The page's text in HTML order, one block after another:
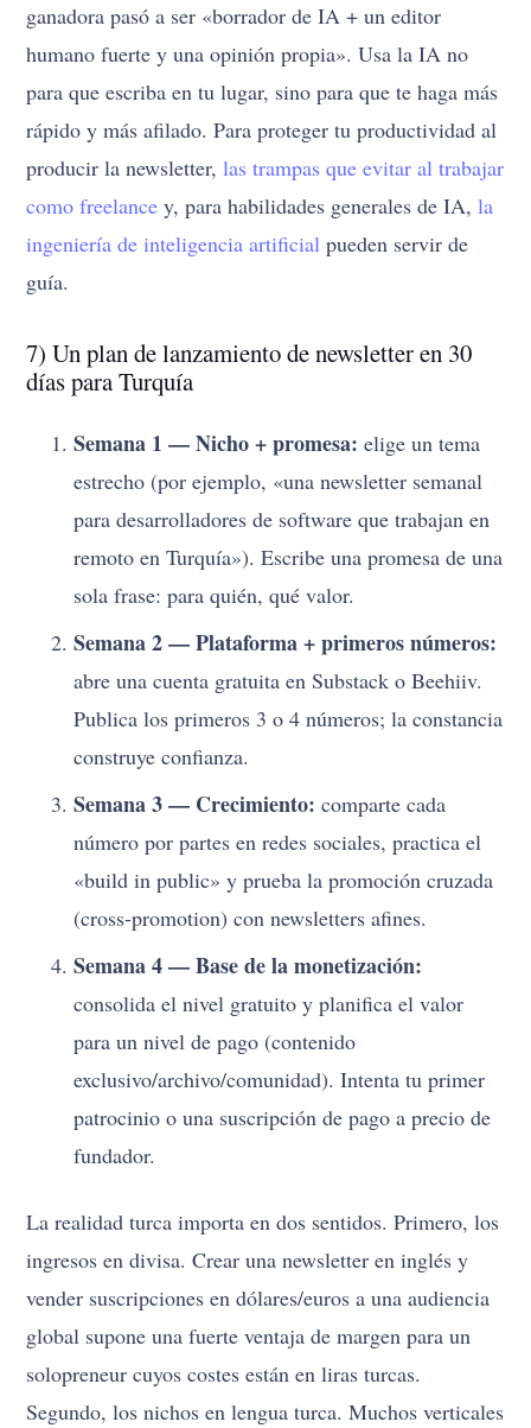
ganadora pasó a ser «borrador de IA + un editor
humano fuerte y una opinión propia». Usa la IA no
para que escriba en tu lugar, sino para que te haga más
rápido y más afilado. Para proteger tu productividad al
producir la newsletter,las trampas que evitar al trabajar
como freelance y, para habilidades generales de IA,la
ingeniería de inteligencia artificial pueden servir de
guía.
7) Un plan de lanzamiento de newsletter en 30
días para Turquía
Semana 1 — Nicho + promesa: elige un tema
estrecho (por ejemplo, «una newsletter semanal
para desarrolladores de software que trabajan en
remoto en Turquía»). Escribe una promesa de una
sola frase: para quién, qué valor.
Semana 2 — Plataforma + primeros números:
abre una cuenta gratuita en Substack o Beehiiv.
Publica los primeros 3 o 4 números; la constancia
construye confianza.
Semana 3 — Crecimiento: comparte cada
número por partes en redes sociales, practica el
«build in public» y prueba la promoción cruzada
(cross-promotion) con newsletters afines.
Semana 4 — Base de la monetización:
consolida el nivel gratuito y planifica el valor
para un nivel de pago (contenido
exclusivo/archivo/comunidad). Intenta tu primer
patrocinio o una suscripción de pago a precio de
fundador.
La realidad turca importa en dos sentidos. Primero, los
ingresos en divisa. Crear una newsletter en inglés y
vender suscripciones en dólares/euros a una audiencia
global supone una fuerte ventaja de margen para un
solopreneur cuyos costes están en liras turcas.
Segundo, los nichos en lengua turca. Muchos verticales